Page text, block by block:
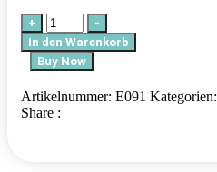
+
-
In den Warenkorb
Buy Now
Artikelnummer: E091 Kategorien:
Share :